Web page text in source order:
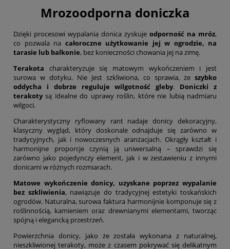
Mrozoodporna doniczka
Dzięki procesowi wypalania donica zyskuje odporność na mróz,
co pozwala na całoroczne użytkowanie jej w ogrodzie, na
tarasie lub balkonie, bez konieczności chowania jej na zimę.
Terakota charakteryzuje się matowym wykończeniem i jest
surowa w dotyku. Nie jest szkliwiona, co sprawia, że szybko
oddycha i dobrze reguluje wilgotność gleby. Doniczki z
terakotysą idealne do uprawy roślin, które nie lubią nadmiaru
wilgoci.
Charakterystyczny ryflowany rant nadaje donicy dekoracyjny,
klasyczny wygląd, który doskonale odnajduje się zarówno w
tradycyjnych, jak i nowoczesnych aranżacjach. Okrągły kształt i
harmonijne proporcje czynią ją uniwersalną – sprawdzi się
zarówno jako pojedynczy element, jak i w zestawieniu z innymi
donicami w różnych rozmiarach.
Matowe wykończenie donicy, uzyskane poprzez wypalanie
bez szkliwienia, nawiązuje do tradycyjnej estetyki toskańskich
ogrodów. Naturalna, surowa faktura harmonijnie komponuje się z
roślinnością, kamieniem oraz drewnianymi elementami, tworząc
spójną i elegancką przestrzeń.
Powierzchnia donicy, jako że została wykonana z naturalnej,
nieszkliwionej terakoty, może z czasem pokrywać się delikatnym